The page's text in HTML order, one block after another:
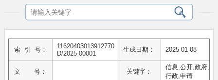
索 引 号：
11620403013912770
D/2025-00001
生成日期： 2025-01-08
文 号： 关键字：
信息,公开,政府,
行政,申请